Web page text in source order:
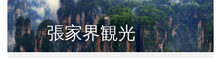
張家界観光